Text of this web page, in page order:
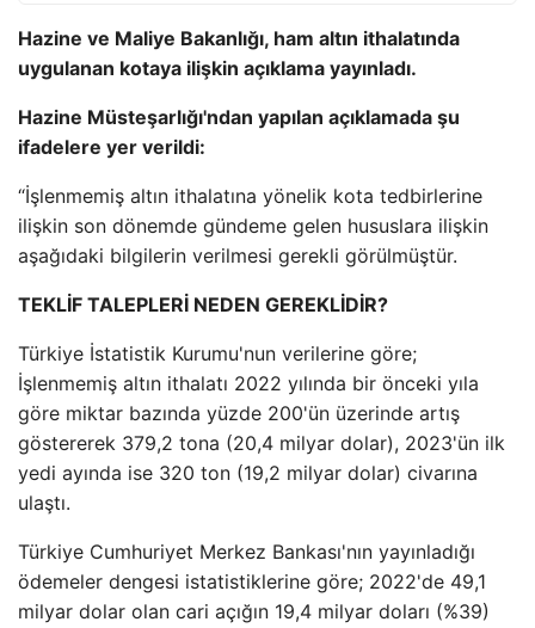
Hazine ve Maliye Bakanlığı, ham altın ithalatında
uygulanan kotaya ilişkin açıklama yayınladı.
Hazine Müsteşarlığı'ndan yapılan açıklamada şu
ifadelere yer verildi:
“İşlenmemiş altın ithalatına yönelik kota tedbirlerine
ilişkin son dönemde gündeme gelen hususlara ilişkin
aşağıdaki bilgilerin verilmesi gerekli görülmüştür.
TEKLİF TALEPLERİ NEDEN GEREKLİDİR?
Türkiye İstatistik Kurumu'nun verilerine göre;
İşlenmemiş altın ithalatı 2022 yılında bir önceki yıla
göre miktar bazında yüzde 200'ün üzerinde artış
göstererek 379,2 tona (20,4 milyar dolar), 2023'ün ilk
yedi ayında ise 320 ton (19,2 milyar dolar) civarına
ulaştı.
Türkiye Cumhuriyet Merkez Bankası'nın yayınladığı
ödemeler dengesi istatistiklerine göre; 2022'de 49,1
milyar dolar olan cari açığın 19,4 milyar doları (%39)